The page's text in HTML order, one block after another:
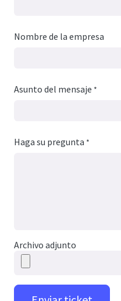
Nombre de la empresa
Asunto del mensaje *
Haga su pregunta *
Archivo adjunto